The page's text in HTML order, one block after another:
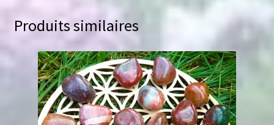
Produits similaires